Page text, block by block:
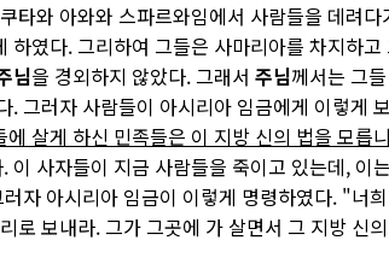
타와 아와와 스파르와임에서 사람들을 데려
하였다. 그리하여 그들은 사마리아를 차지하
님을 경외하지 않았다. 그래서 주님께서는 그
. 그러자 사람들이 아시리아 임금에게 이렇게
살게 하신 민족들은 이 지방 신의 법을 모릅
이 사자들이 지금 사람들을 죽이고 있는데, 이
자 아시리아 임금이 이렇게 명령하였다. "너
로 보내라. 그가 그곳에 가 살면서 그 지방 신